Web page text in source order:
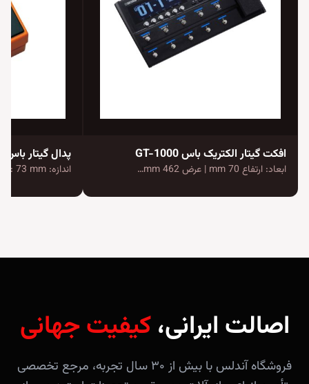
افکت گیتار الکتریک باس GT-1000
ابعاد: ارتفاع 70 mm | عرض 462 mm…
پدال گیتار باس DS-2 Turbo Distortion
اندازه: Height: 59 mm | Width: 73 mm…
اصالت ایرانی،کیفیت جهانی
فروشگاه آندلس با بیش از ۳۰ سال تجربه، مرجع تخصصی